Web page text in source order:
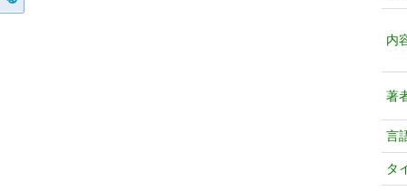
内
著
言
タ